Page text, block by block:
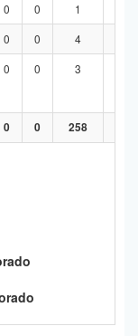
0 0 1
0 0 4
0 0 3
0 0 258